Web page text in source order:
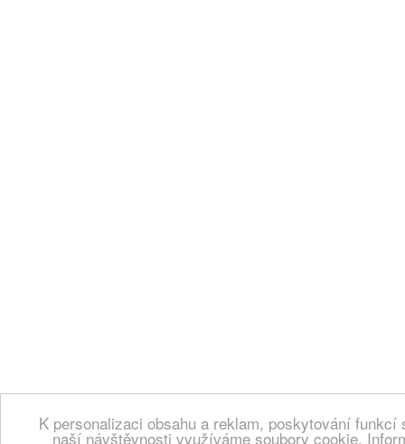
K personalizaci obsahu a reklam, poskytování
naší návštěvnosti využíváme soubory cookie.